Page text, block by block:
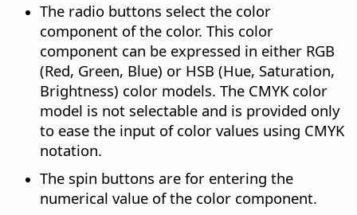
The radio buttons select the color
component of the color. This color
component can be expressed in either RGB
(Red, Green, Blue) or HSB (Hue, Saturation,
Brightness) color models. The CMYK color
model is not selectable and is provided only
to ease the input of color values using CMYK
notation.
The spin buttons are for entering the
numerical value of the color component.